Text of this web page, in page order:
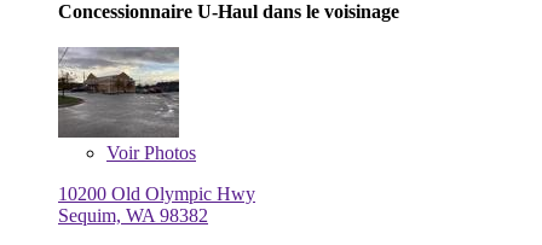
Concessionnaire U-Haul dans le voisinage
VoirPhotos
10200 Old Olympic Hwy
Sequim, WA 98382